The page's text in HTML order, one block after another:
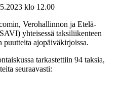
klo 12.00
Verohallinnon ja Etelä-
yhteisessä taksiliikenteen
puutteita ajopäiväkirjoissa.
tarkastettiin 94 taksia,
seuraavasti: